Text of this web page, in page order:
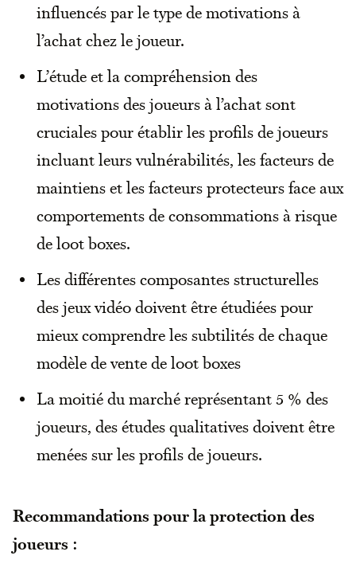
influencés par le type de motivations à
l’achat chez le joueur.
L’étude et la compréhension des
motivations des joueurs à l’achat sont
cruciales pour établir les profils de joueurs
incluant leurs vulnérabilités, les facteurs de
maintiens et les facteurs protecteurs face aux
comportements de consommations à risque
de loot boxes.
Les différentes composantes structurelles
des jeux vidéo doivent être étudiées pour
mieux comprendre les subtilités de chaque
modèle de vente de loot boxes
La moitié du marché représentant 5 % des
joueurs, des études qualitatives doivent être
menées sur les profils de joueurs.
Recommandations pour la protection des
joueurs :